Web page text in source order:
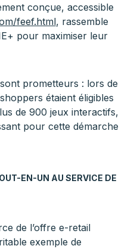
conçue, accessible
feef.html, rassemble
pour maximiser leur
prometteurs : lors de
étaient éligibles
de 900 jeux interactifs,
pour cette démarche
EN-UN AU SERVICE DE
de l’offre e-retail
exemple de